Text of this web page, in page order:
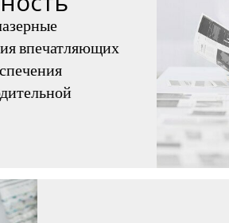
впечатляющих